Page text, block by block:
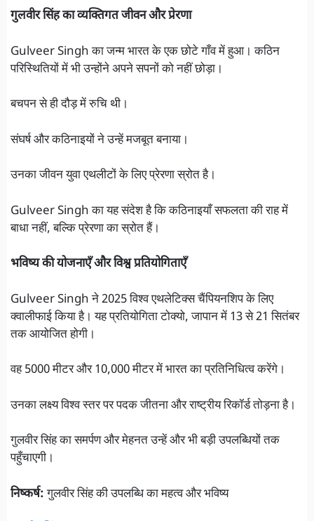
गुलवीर सिंह का व्यक्तिगत जीवन और प्रेरणा
Gulveer Singh का जन्म भारत के एक छोटे गाँव में हुआ। कठिन
परिस्थितियों में भी उन्होंने अपने सपनों को नहीं छोड़ा।
बचपन से ही दौड़ में रुचि थी।
संघर्ष और कठिनाइयों ने उन्हें मजबूत बनाया।
उनका जीवन युवा एथलीटों के लिए प्रेरणा स्रोत है।
Gulveer Singh का यह संदेश है कि कठिनाइयाँ सफलता की राह में
बाधा नहीं, बल्कि प्रेरणा का स्रोत हैं।
भविष्य की योजनाएँ और विश्व प्रतियोगिताएँ
Gulveer Singh ने 2025 विश्व एथलेटिक्स चैंपियनशिप के लिए
क्वालीफाई किया है। यह प्रतियोगिता टोक्यो, जापान में 13 से 21 सितंबर
तक आयोजित होगी।
वह 5000 मीटर और 10,000 मीटर में भारत का प्रतिनिधित्व करेंगे।
उनका लक्ष्य विश्व स्तर पर पदक जीतना और राष्ट्रीय रिकॉर्ड तोड़ना है।
गुलवीर सिंह का समर्पण और मेहनत उन्हें और भी बड़ी उपलब्धियों तक
पहुँचाएगी।
निष्कर्ष:गुलवीर सिंह की उपलब्धि का महत्व और भविष्य